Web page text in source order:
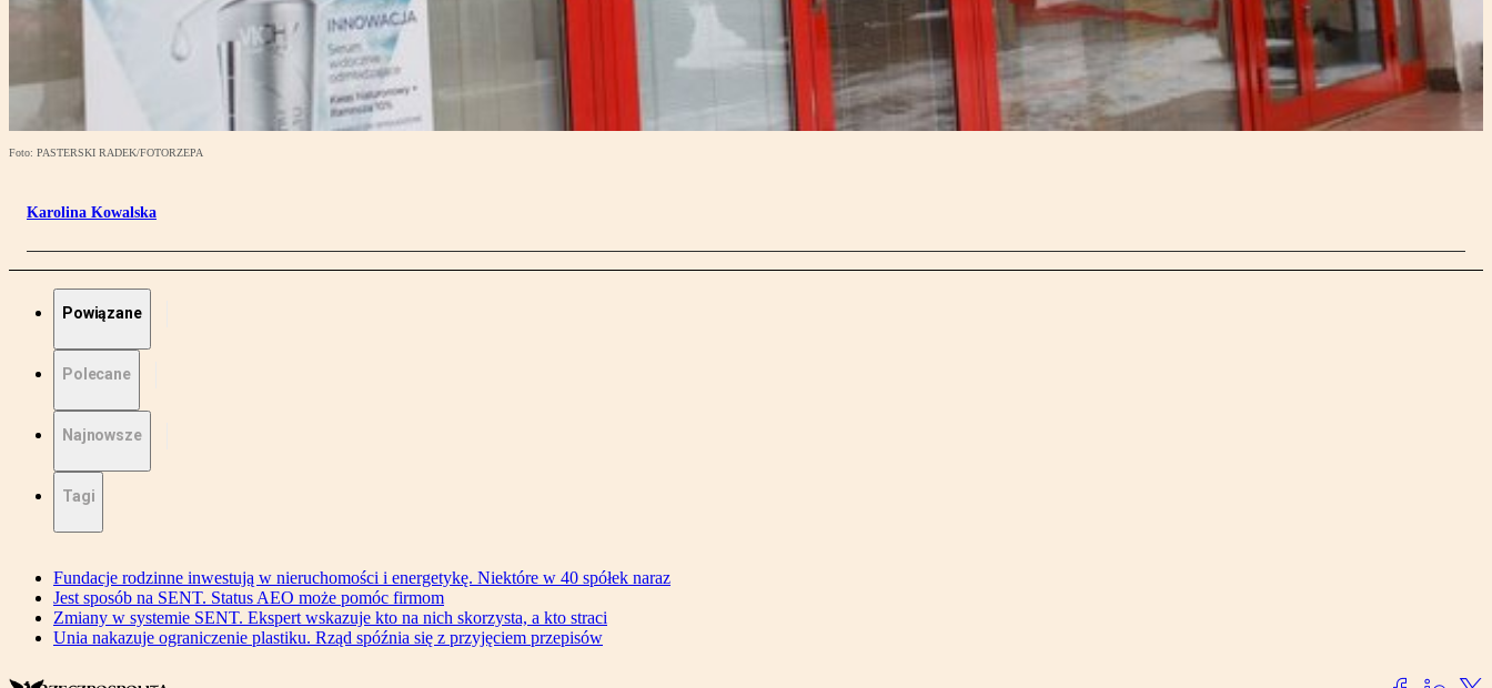
Foto: PASTERSKI RADEK/FOTORZEPA
Karolina Kowalska
Powiązane
Polecane
Najnowsze
Tagi
Fundacje rodzinne inwestują w nieruchomości i energetykę. Niektóre w 40 spółek naraz
Jest sposób na SENT. Status AEO może pomóc firmom
Zmiany w systemie SENT. Ekspert wskazuje kto na nich skorzysta, a kto straci
Unia nakazuje ograniczenie plastiku. Rząd spóźnia się z przyjęciem przepisów